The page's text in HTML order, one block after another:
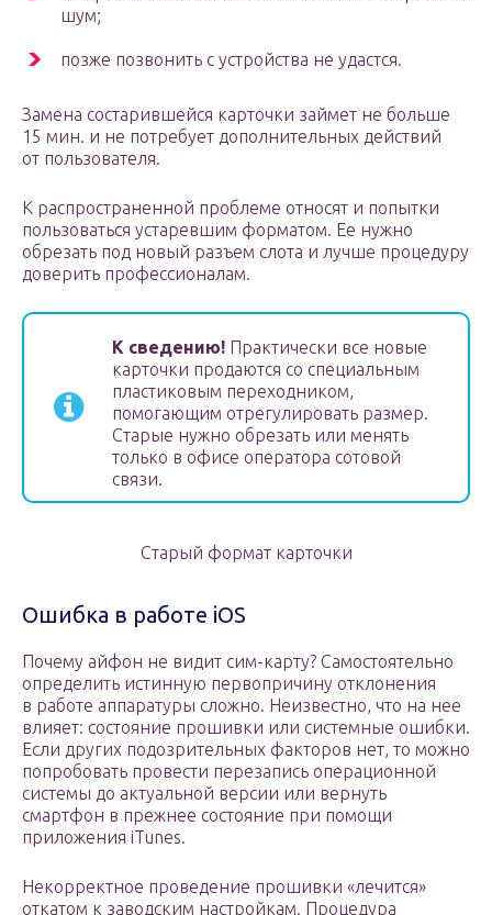
шум;
позже позвонить с устройства не удастся.
Замена состарившейся карточки займет не больше
15 мин. и не потребует дополнительных действий
от пользователя.
К распространенной проблеме относят и попытки
пользоваться устаревшим форматом. Ее нужно
обрезать под новый разъем слота и лучше процедуру
доверить профессионалам.
К сведению! Практически все новые
карточки продаются со специальным
пластиковым переходником,
помогающим отрегулировать размер.
Старые нужно обрезать или менять
только в офисе оператора сотовой
связи.
Старый формат карточки
Ошибка в работе iOS
Почему айфон не видит сим-карту? Самостоятельно
определить истинную первопричину отклонения
в работе аппаратуры сложно. Неизвестно, что на нее
влияет: состояние прошивки или системные ошибки.
Если других подозрительных факторов нет, то можно
попробовать провести перезапись операционной
системы до актуальной версии или вернуть
смартфон в прежнее состояние при помощи
приложения iTunes.
Некорректное проведение прошивки «лечится»
откатом к заводским настройкам. Процедура